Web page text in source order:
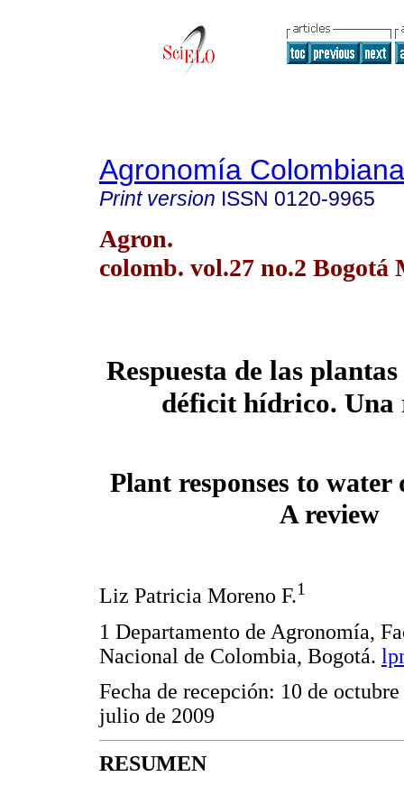
Agronomía Colombiana
Print version ISSN 0120-9965
Agron.
colomb. vol.27 no.2 Bogotá
Respuesta de las
déficit hídrico. Una
Plant responses to water
A review
Liz Patricia Moreno F.1
1 Departamento de Agronomía,
Nacional de Colombia, Bogotá.
Fecha de recepción: 10 de
julio de 2009
RESUMEN